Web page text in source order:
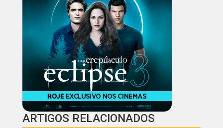
ARTIGOS RELACIONADOS